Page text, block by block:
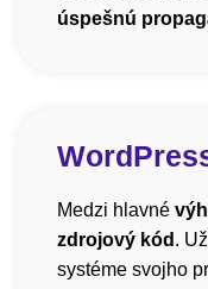
úspešnú
Medzi hlavné
zdrojový kód .
systéme svojho